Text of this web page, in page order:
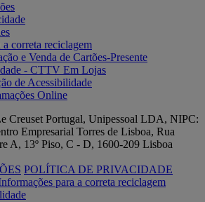
correta reciclagem
e Venda de Cartões-Presente
- CTTV Em Lojas
de Acessibilidade
Creuset Portugal, Unipessoal LDA, NIPC:
Empresarial Torres de Lisboa, Rua
A, 13º Piso, C - D, 1600-209 Lisboa
POLÍTICA DE PRIVACIDADE
para a correta reciclagem